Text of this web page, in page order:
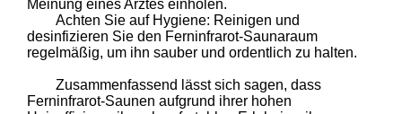
Meinung eines Arztes einholen.
Achten Sie auf Hygiene: Reinigen und
desinfizieren Sie den Ferninfrarot-Saunaraum
regelmäßig, um ihn sauber und ordentlich zu halten.
Zusammenfassend lässt sich sagen, dass
Ferninfrarot-Saunen aufgrund ihrer hohen